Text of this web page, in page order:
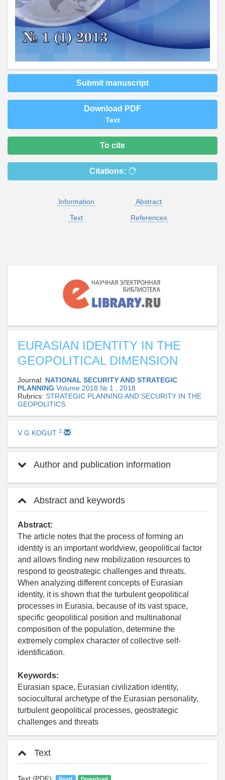
Submit manuscript
Download PDF
Text
To cite
Citations:
Information
Abstract
Text
References
EURASIAN IDENTITY IN THE
GEOPOLITICAL DIMENSION
Journal: NATIONAL SECURITY AND STRATEGIC
PLANNING Volume 2018 № 1 , 2018
Rubrics: STRATEGIC PLANNING AND SECURITY IN THE
GEOPOLITICS
V G KOGUT 1
Author and publication information
Abstract and keywords
Abstract:
The article notes that the process of forming an
identity is an important worldview, geopolitical factor
and allows finding new mobilization resources to
respond to geostrategic challenges and threats.
When analyzing different concepts of Eurasian
identity, it is shown that the turbulent geopolitical
processes in Eurasia, because of its vast space,
specific geopolitical position and multinational
composition of the population, determine the
extremely complex character of collective self-
identification.
Keywords:
Eurasian space, Eurasian civilization identity,
sociocultural archetype of the Eurasian personality,
turbulent geopolitical processes, geostrategic
challenges and threats
Text